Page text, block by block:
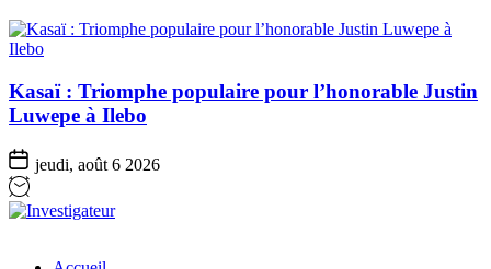
Kasaï : Triomphe populaire pour l’honorable Justin
Luwepe à Ilebo
jeudi, août 6 2026